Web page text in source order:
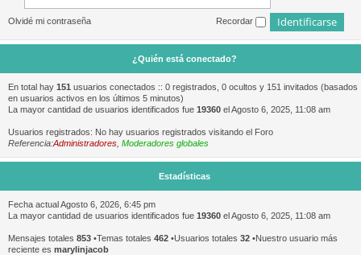
Olvidé mi contraseña Recordar
¿Quién está conectado?
En total hay 151 usuarios conectados :: 0 registrados, 0 ocultos y 151 invitados (basados
en usuarios activos en los últimos 5 minutos)
La mayor cantidad de usuarios identificados fue 19360 el Agosto 6, 2025, 11:08 am
Usuarios registrados: No hay usuarios registrados visitando el Foro
Referencia:Administradores Moderadores globales
Estadísticas
Fecha actual Agosto 6, 2026, 6:45 pm
La mayor cantidad de usuarios identificados fue 19360 el Agosto 6, 2025, 11:08 am
Mensajes totales 853 •Temas totales 462 •Usuarios totales 32 •Nuestro usuario más
reciente es marylinjacob